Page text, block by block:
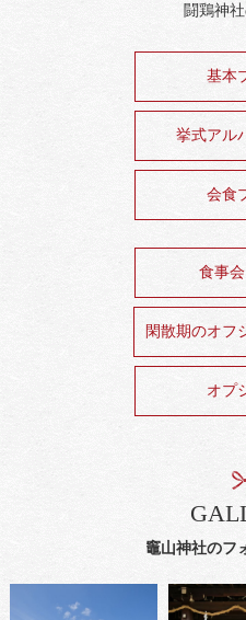
闘鶏神
基本
挙式アル
会食
食事
閑散期のオフ
オプ
竈山神社のフ